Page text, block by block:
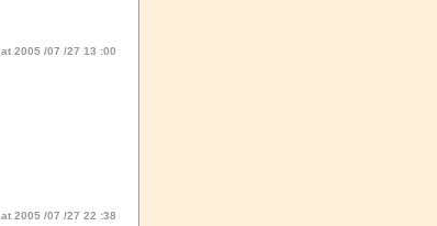
at 2005 /07 /27 13 :00
at 2005 /07 /27 22 :38